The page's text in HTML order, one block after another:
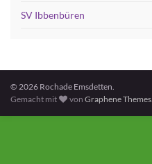
SV Ibbenbüren
© 2026 Rochade Emsdetten.
Gemacht mit
vonGraphene Themes